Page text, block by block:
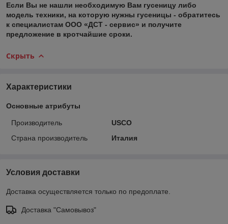
Если Вы не нашли необходимую Вам гусеницу либо
модель техники, на которую нужны гусеницы - обратитесь
к специалистам ООО «ДСТ - сервис» и получите
предложение в кротчайшие сроки.
Скрыть
Характеристики
Основные атрибуты
Производитель
USCO
Страна производитель
Италия
Условия доставки
Доставка осуществляется только по предоплате.
Доставка "Самовывоз"